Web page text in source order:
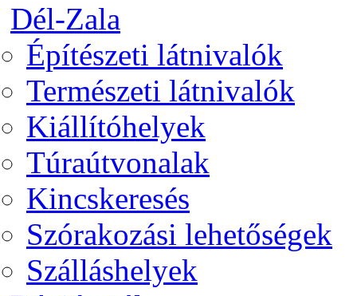
Dél-Zala
Építészeti látnivalók
Természeti látnivalók
Kiállítóhelyek
Túraútvonalak
Kincskeresés
Szórakozási lehetőségek
Szálláshelyek